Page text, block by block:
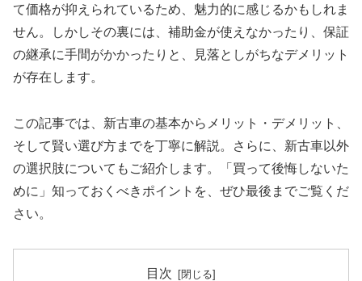
て価格が抑えられているため、魅力的に感じるかもしれま
せん。しかしその裏には、補助金が使えなかったり、保証
の継承に手間がかかったりと、見落としがちなデメリット
が存在します。
この記事では、新古車の基本からメリット・デメリット、
そして賢い選び方までを丁寧に解説。さらに、新古車以外
の選択肢についてもご紹介します。「買って後悔しないた
めに」知っておくべきポイントを、ぜひ最後までご覧くだ
さい。
目次